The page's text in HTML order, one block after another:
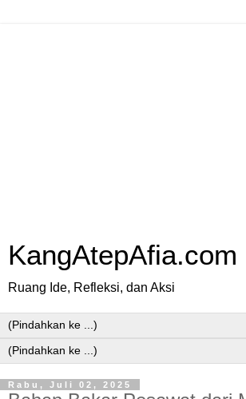
KangAtepAfia.com
Ruang Ide, Refleksi, dan Aksi
Rabu, Juli 02, 2025